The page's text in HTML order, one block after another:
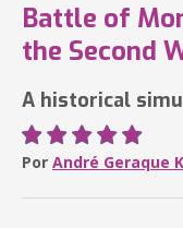
Battle of
the Second
A historical
Por André Geraque